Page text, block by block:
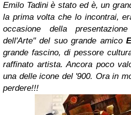
Emilo Tadini è stato ed è, un
la prima volta che lo incontrai,
occasione della
dell'Arte" del suo grande amico
grande fascino, di pessore
raffinato artista. Ancora poco
una delle icone del '900. Ora in
perdere!!!